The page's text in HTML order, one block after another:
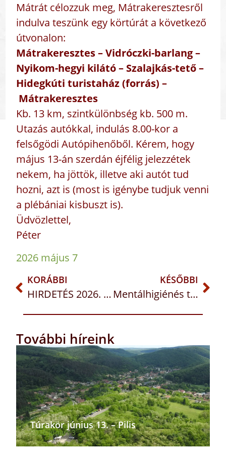
Mátrát célozzuk meg, Mátrakeresztesről
indulva teszünk egy körtúrát a következő
útvonalon:
Mátrakeresztes – Vidróczki-barlang –
Nyikom-hegyi kilátó – Szalajkás-tető –
Hidegkúti turistaház (forrás) –
Mátrakeresztes
Kb. 13 km, szintkülönbség kb. 500 m.
Utazás autókkal, indulás 8.00-kor a
felsőgödi Autópihenőből. Kérem, hogy
május 13-án szerdán éjfélig jelezzétek
nekem, ha jöttök, illetve aki autót tud
hozni, azt is (most is igénybe tudjuk venni
a plébániai kisbuszt is).
Üdvözlettel,
Péter
2026 május 7
KORÁBBI
HIRDETÉS 2026. május 3-10. HÚSVÉT 5. VASÁRNAPJA
KÉSŐBBI
Mentálhigiénés tanácsadás, Meszlényi Zsuzsa, lelkisegito.god@gmail.com
További híreink
Túrakör június 13. – Pilis
2026 június 3